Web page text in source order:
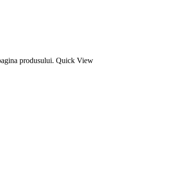
produsului. Quick View